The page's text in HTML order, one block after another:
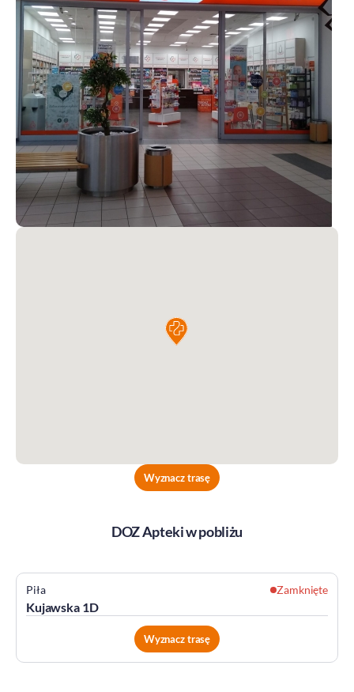
Wyznacz trasę
DOZ Apteki w pobliżu
Piła
Kujawska 1D
Zamknięte
Wyznacz trasę